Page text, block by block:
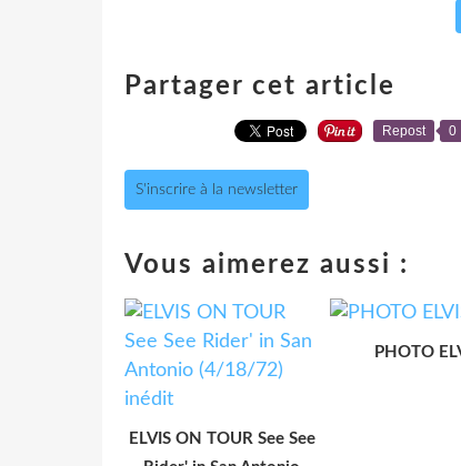
Partager cet article
Repost 0
S'inscrire à la newsletter
Vous aimerez aussi :
ELVIS ON TOUR See See
PHOTO